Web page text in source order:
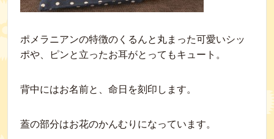
ポメラニアンの特徴のくるんと丸まった可愛いシッ
ポや、ピンと立ったお耳がとってもキュート。
背中にはお名前と、命日を刻印します。
蓋の部分はお花のかんむりになっています。